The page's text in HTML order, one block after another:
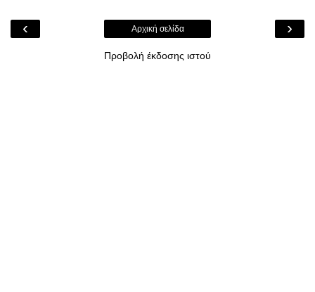
‹ ›
Αρχική σελίδα
Προβολή έκδοσης ιστού